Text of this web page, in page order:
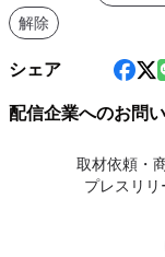
解除
シェア
配信企業へのお問
取材依頼・
プレスリリ